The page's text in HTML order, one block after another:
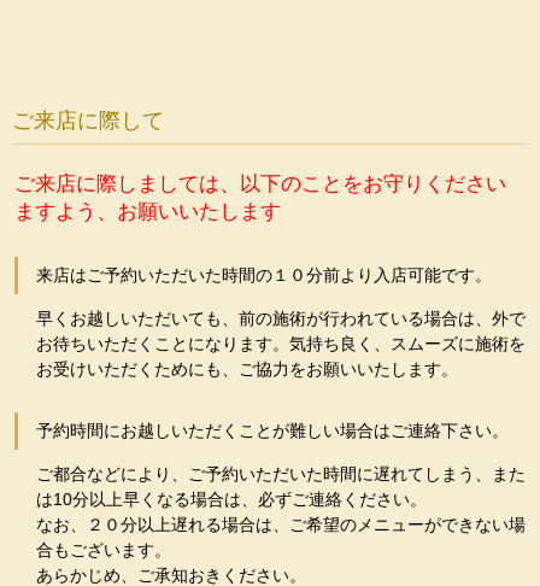
ご来店に際して
ご来店に際しましては、以下のことをお守りください
ますよう、お願いいたします
来店はご予約いただいた時間の１０分前より入店可能です。
早くお越しいただいても、前の施術が行われている場合は、外で
お待ちいただくことになります。気持ち良く、スムーズに施術を
お受けいただくためにも、ご協力をお願いいたします。
予約時間にお越しいただくことが難しい場合はご連絡下さい。
ご都合などにより、ご予約いただいた時間に遅れてしまう、また
は10分以上早くなる場合は、必ずご連絡ください。
なお、２０分以上遅れる場合は、ご希望のメニューができない場
合もございます。
あらかじめ、ご承知おきください。